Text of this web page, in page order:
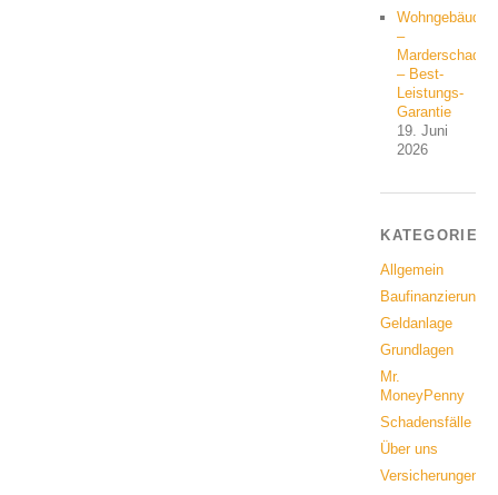
Wohngebäude
–
Marderschaden
– Best-
Leistungs-
Garantie
19. Juni
2026
KATEGORIEN
Allgemein
Baufinanzierung
Geldanlage
Grundlagen
Mr.
MoneyPenny
Schadensfälle
Über uns
Versicherungen